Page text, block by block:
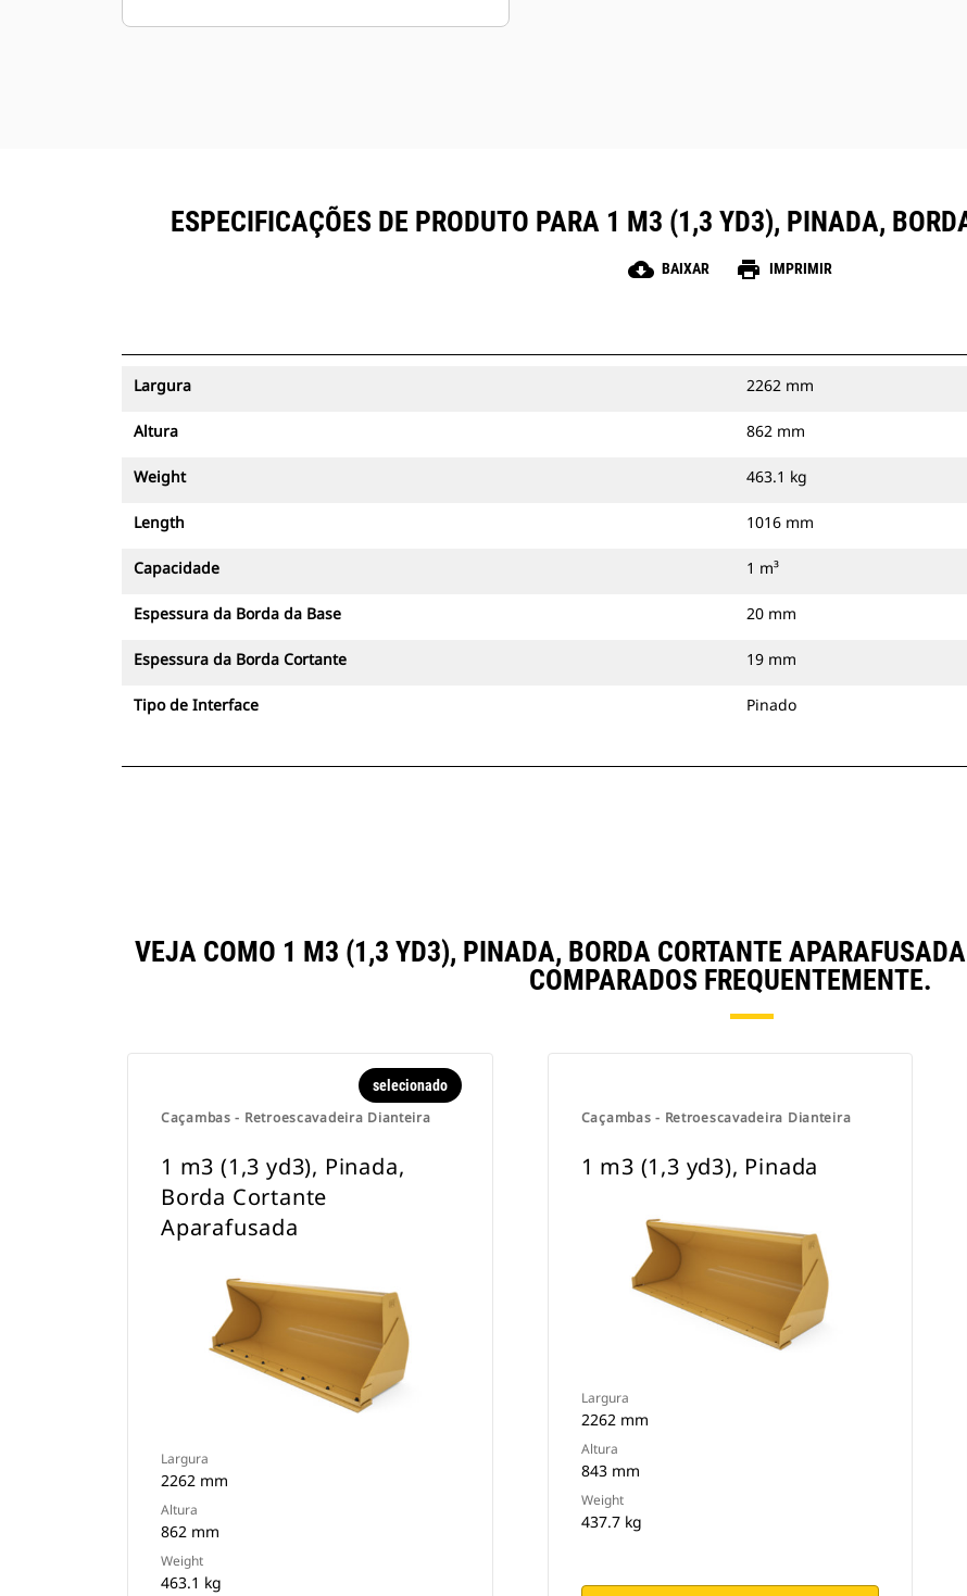
ESPECIFICAÇÕES DE PRODUTO PARA 1 M3 (1,3 YD3), PINADA,
cloud_download BAIXAR print IMPRIMIR
Largura 2262 mm
Altura 862 mm
Weight 463.1 kg
Length 1016 mm
Capacidade 1 m³
Espessura da Borda da Base 20 mm
Espessura da Borda Cortante 19 mm
Tipo de Interface Pinado
VEJA COMO 1 M3 (1,3 YD3), PINADA, BORDA CORTANTE
COMPARADOS FREQUENTEMENTE.
Caçambas - Retroescavadeira Dianteira
selecionado
1 m3 (1,3 yd3), Pinada,
Borda Cortante
Aparafusada
Largura
2262 mm
Altura
862 mm
Weight
463.1 kg
Caçambas - Retroescavadeira Dianteira
1 m3 (1,3 yd3), Pinada
Largura
2262 mm
Altura
843 mm
Weight
437.7 kg